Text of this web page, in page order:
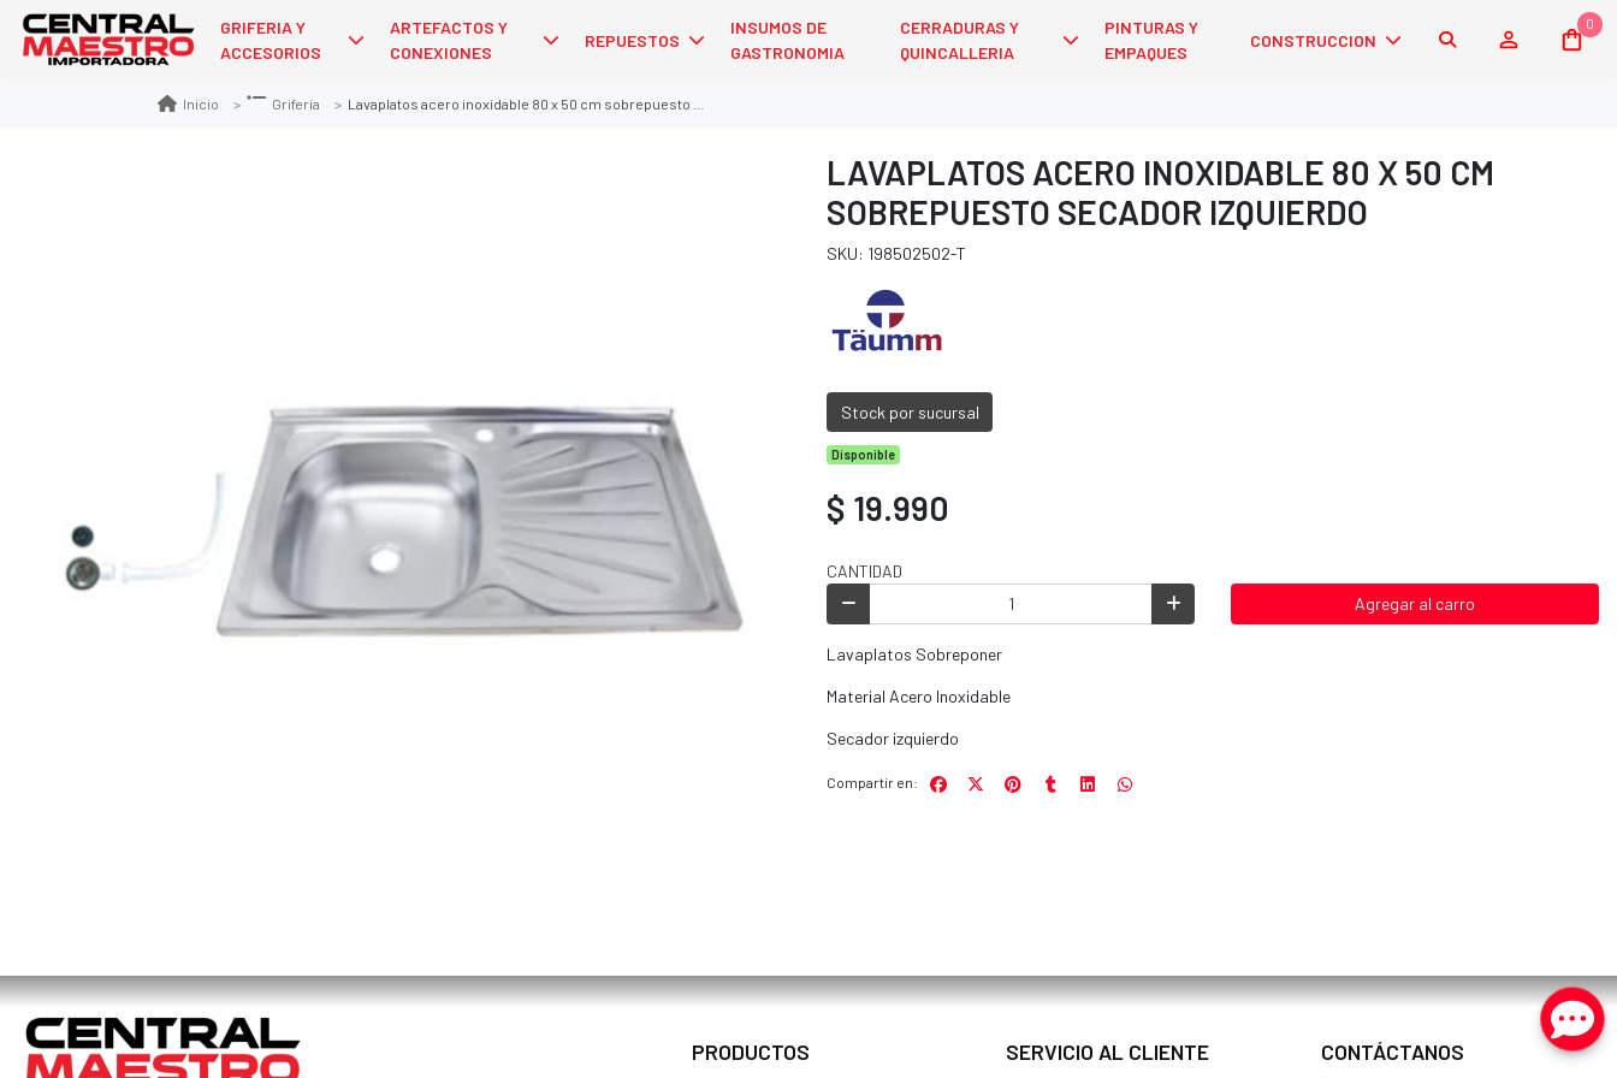
GRIFERIA Y
ACCESORIOS
ARTEFACTOS Y
CONEXIONES
REPUESTOS
INSUMOS DE
GASTRONOMIA
CERRADURAS Y
QUINCALLERIA
PINTURAS Y
EMPAQUES
CONSTRUCCION
0
Inicio Grifería Lavaplatos acero inoxidable 80 x 50 cm sobrepuesto secador izquierdo
LAVAPLATOS ACERO INOXIDABLE 80 X 50 CM
SOBREPUESTO SECADOR IZQUIERDO
SKU: 198502502-T
Stock por sucursal
Disponible
$ 19.990
CANTIDAD
Agregar al carro
Lavaplatos Sobreponer
Material Acero Inoxidable
Secador izquierdo
Compartir en:
PRODUCTOS SERVICIO AL CLIENTE CONTÁCTANOS